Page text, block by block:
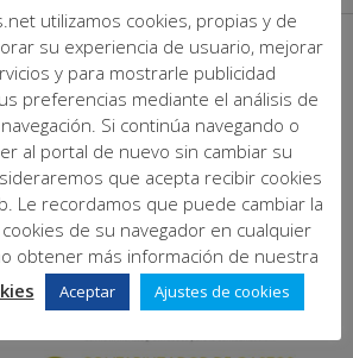
utilizamos cookies, propias y de
su experiencia de usuario, mejorar
y para mostrarle publicidad
preferencias mediante el análisis de
Si continúa navegando o
al portal de nuevo sin cambiar su
que acepta recibir cookies
Le recordamos que puede cambiar la
de su navegador en cualquier
obtener más información de nuestra
Aceptar Ajustes de cookies